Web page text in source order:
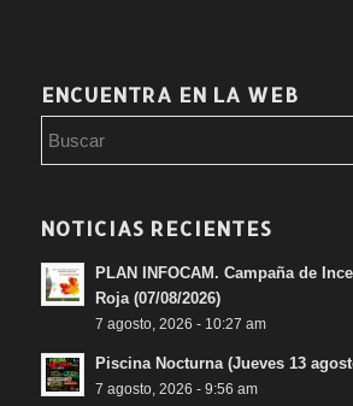
ENCUENTRA EN LA WEB
NOTICIAS RECIENTES
PLAN INFOCAM. Campaña de
Roja (07/08/2026)
7 agosto, 2026 - 10:27 am
Piscina Nocturna (Jueves 13
7 agosto, 2026 - 9:56 am